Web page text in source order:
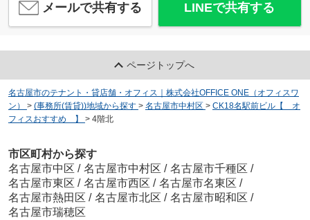
メールで共有する LINEで共有する
ページトップへ
名古屋市のテナント・貸店舗・オフィス｜株式会社OFFICE ONE（オフィスワ
ン）
> (事務所(賃貸))地域から探す > 名古屋市中村区 > CK18名駅前ビル【 オ
フィスおすすめ 】
> 4階北
市区町村から探す
名古屋市中区 / 名古屋市中村区 / 名古屋市千種区 /
名古屋市東区 / 名古屋市西区 / 名古屋市名東区 /
名古屋市熱田区 / 名古屋市北区 / 名古屋市昭和区 /
名古屋市瑞穂区